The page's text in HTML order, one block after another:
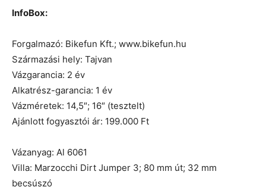
InfoBox:
Forgalmazó: Bikefun Kft.; www.bikefun.hu
Származási hely: Tajvan
Vázgarancia: 2 év
Alkatrész-garancia: 1 év
Vázméretek: 14,5″; 16″ (tesztelt)
Ajánlott fogyasztói ár: 199.000 Ft
Vázanyag: Al 6061
Villa: Marzocchi Dirt Jumper 3; 80 mm út; 32 mm
becsúszó